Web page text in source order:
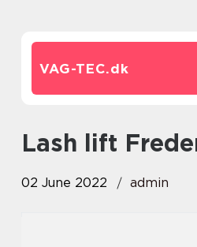
VAG-TEC.dk
lash lift
02 June 2022 admin